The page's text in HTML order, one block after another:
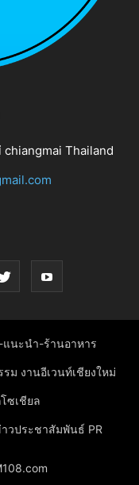
chiangmai Thailand
แนะนำ-ร้านอาหาร
ม งานอีเวนท์เชียงใหม่
ซเชียล
วประชาสัมพันธ์ PR